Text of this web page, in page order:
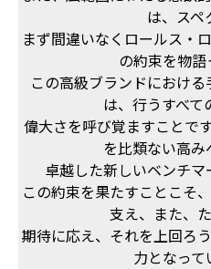
は、スペ
まず間違いなくロールス・
の約束を物語
この高級ブランドにおけ
は、行うすべて
偉大さを呼び覚ますことで
を比類ない高み
卓越した新しいベンチマ
この約束を果たすことこそ
支え、また、
期待に応え、それを上回ろ
力となって